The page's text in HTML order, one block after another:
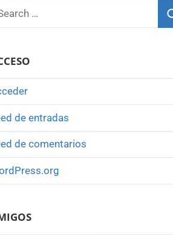
de entradas
de comentarios